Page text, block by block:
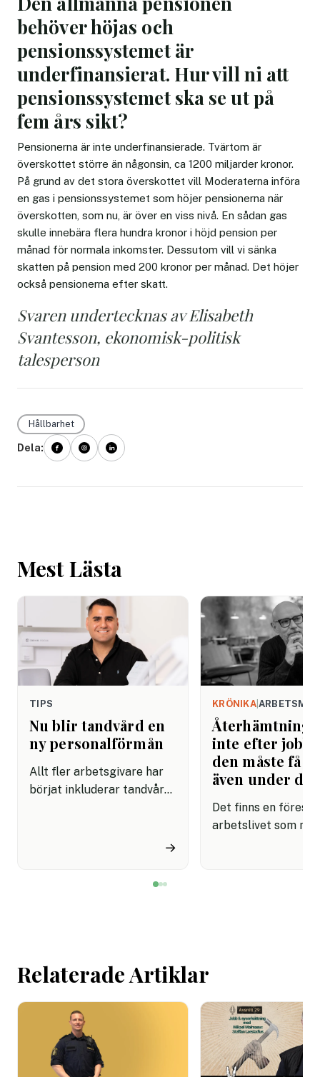
behöver höjas och
pensionssystemet är
underfinansierat. Hur vill ni att
pensionssystemet ska se ut på
fem års sikt?
Pensionerna är inte underfinansierade. Tvärtom är
överskottet större än någonsin, ca 1200 miljarder kronor.
På grund av det stora överskottet vill Moderaterna införa
en gas i pensionssystemet som höjer pensionerna när
överskotten, som nu, är över en viss nivå. En sådan gas
skulle innebära flera hundra kronor i höjd pension per
månad för normala inkomster. Dessutom vill vi sänka
skatten på pension med 200 kronor per månad. Det höjer
också pensionerna efter skatt.
Svaren undertecknas av Elisabeth
Svantesson, ekonomisk-politisk
talesperson
Hållbarhet
Dela:
Mest Lästa
TIPS
Nu blir tandvård en
ny personalförmån
Allt fler arbetsgivare har
börjat inkluderar tandvård i
miljon svenskar uppger att
→
KRÖNIKA|
Återhämtning
inte efter
den måste få
även under
Det finns en
arbetslivet som
Relaterade Artiklar